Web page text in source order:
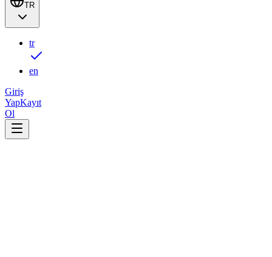
TR
tr
en
Giriş
YapKayıt
Ol